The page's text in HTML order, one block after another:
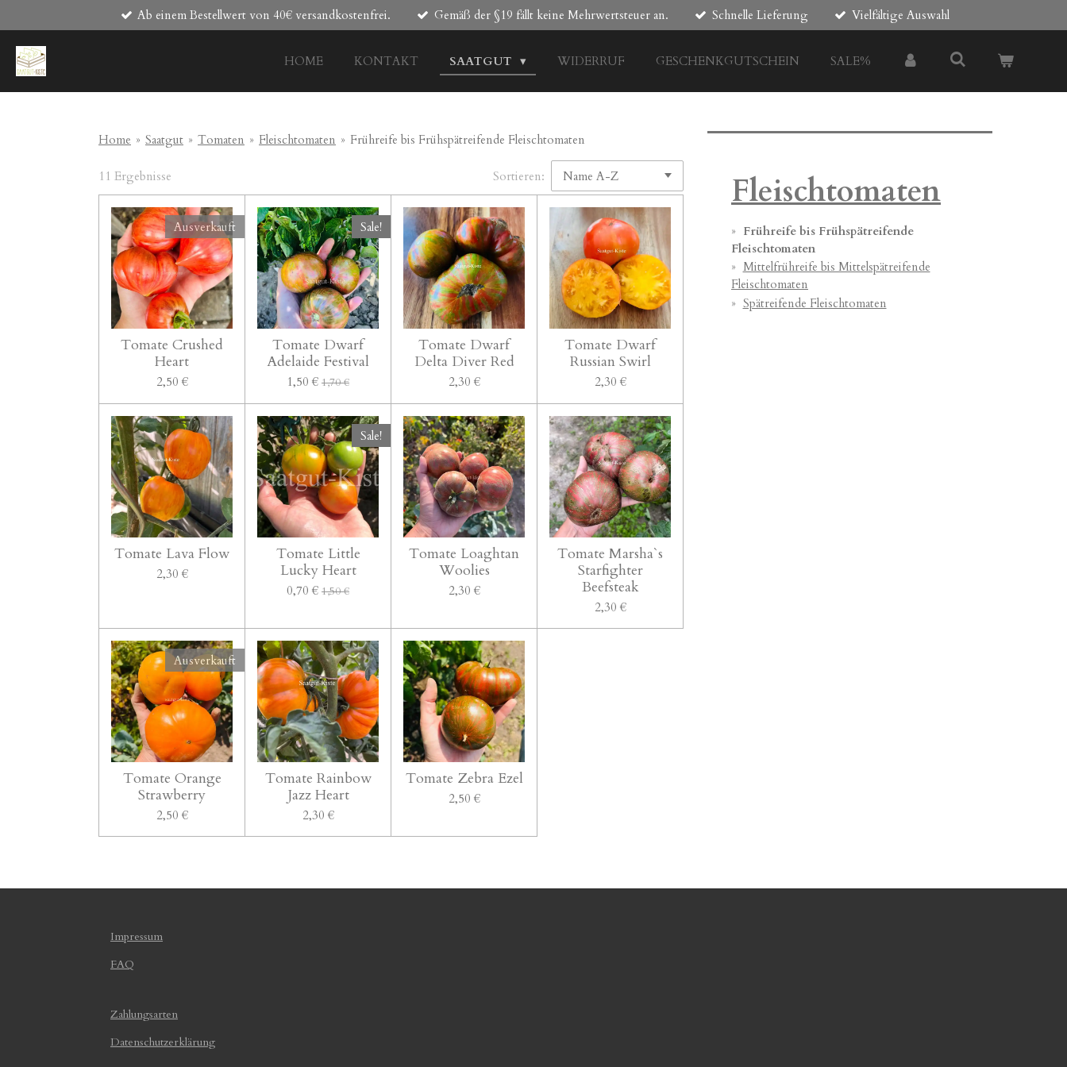
Hauptinhalt
springen
Ab einem Bestellwert von 40€ versandkostenfrei. Gemäß der §19 fällt keine Mehrwertsteuer an. Schnelle Lieferung Vielfältige Auswahl
HOME KONTAKT SAATGUT WIDERRUF GESCHENKGUTSCHEIN SALE%
Home » Saatgut » Tomaten » Fleischtomaten » Frühreife bis Frühspätreifende Fleischtomaten
11 Ergebnisse Sortieren:
Ausverkauft
Tomate Crushed
Heart
2,50 €
Sale!
Tomate Dwarf
Adelaide Festival
1,50 € 1,70 €
Tomate Dwarf
Delta Diver Red
2,30 €
Tomate Dwarf
Russian Swirl
2,30 €
Tomate Lava Flow
2,30 €
Sale!
Tomate Little
Lucky Heart
0,70 € 1,50 €
Tomate Loaghtan
Woolies
2,30 €
Tomate Marsha`s
Starfighter
Beefsteak
2,30 €
Ausverkauft
Tomate Orange
Strawberry
2,50 €
Tomate Rainbow
Jazz Heart
2,30 €
Tomate Zebra Ezel
2,50 €
Fleischtomaten
Frühreife bis Frühspätreifende
Fleischtomaten
Mittelfrühreife bis Mittelspätreifende
Fleischtomaten
Spätreifende Fleischtomaten
Impressum
FAQ
Zahlungsarten
Datenschutzerklärung